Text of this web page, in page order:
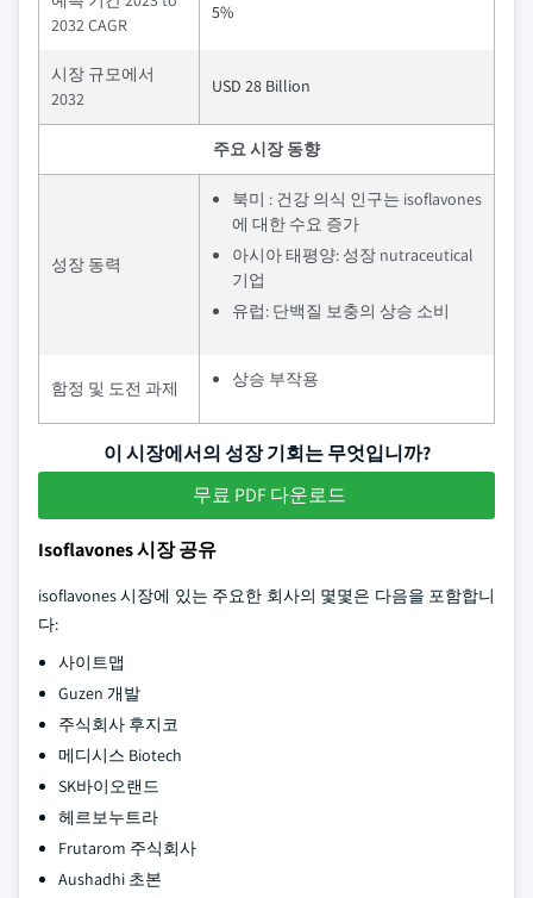
2032 CAGR
5%
시장 규모에서
2032
USD 28 Billion
주요 시장 동향
성장 동력
북미 : 건강 의식 인구는 isoflavones
에 대한 수요 증가
아시아 태평양: 성장 nutraceutical
기업
유럽: 단백질 보충의 상승 소비
함정 및 도전 과제 상승 부작용
이 시장에서의 성장 기회는 무엇입니까?
무료 PDF 다운로드
Isoflavones 시장 공유
isoflavones 시장에 있는 주요한 회사의 몇몇은 다음을 포함합니
다:
사이트맵
Guzen 개발
주식회사 후지코
메디시스 Biotech
SK바이오랜드
헤르보누트라
Frutarom 주식회사
Aushadhi 초본